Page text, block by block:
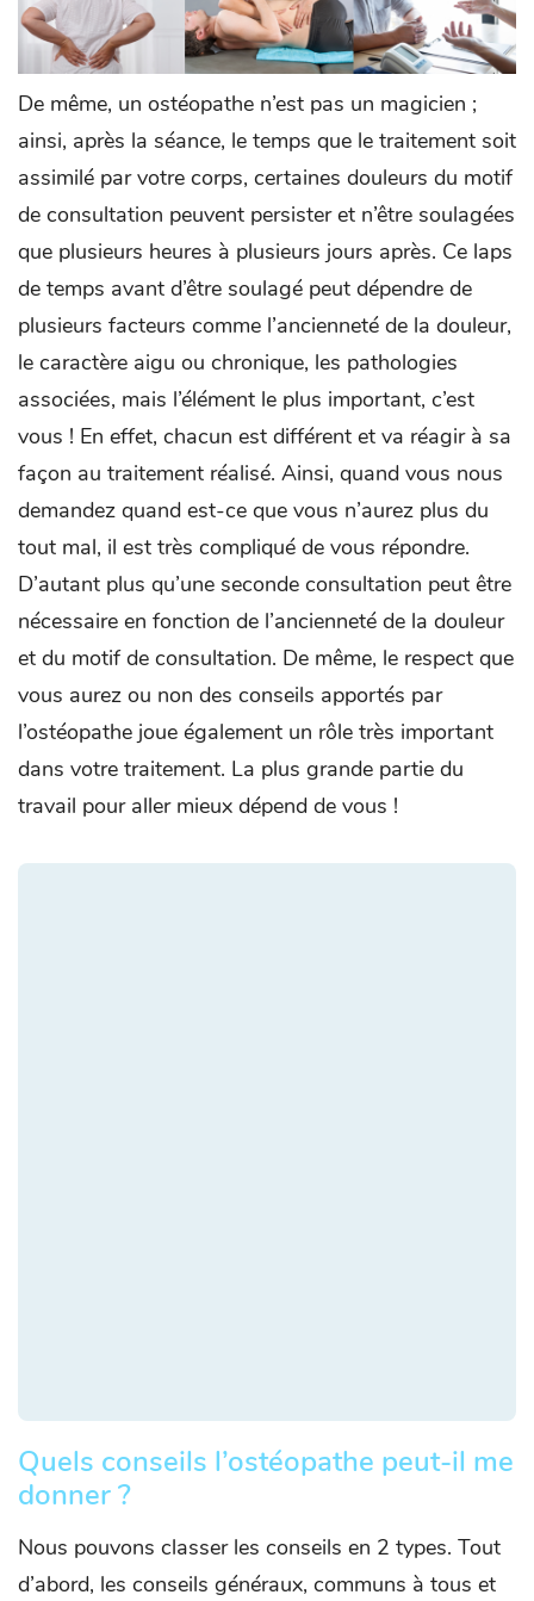
De même, un ostéopathe n’est pas un magicien ;
ainsi, après la séance, le temps que le traitement soit
assimilé par votre corps, certaines douleurs du motif
de consultation peuvent persister et n’être soulagées
que plusieurs heures à plusieurs jours après. Ce laps
de temps avant d’être soulagé peut dépendre de
plusieurs facteurs comme l’ancienneté de la douleur,
le caractère aigu ou chronique, les pathologies
associées, mais l’élément le plus important, c’est
vous ! En effet, chacun est différent et va réagir à sa
façon au traitement réalisé. Ainsi, quand vous nous
demandez quand est-ce que vous n’aurez plus du
tout mal, il est très compliqué de vous répondre.
D’autant plus qu’une seconde consultation peut être
nécessaire en fonction de l’ancienneté de la douleur
et du motif de consultation. De même, le respect que
vous aurez ou non des conseils apportés par
l’ostéopathe joue également un rôle très important
dans votre traitement. La plus grande partie du
travail pour aller mieux dépend de vous !
Quels conseils l’ostéopathe peut-il me
donner ?
Nous pouvons classer les conseils en 2 types. Tout
d’abord, les conseils généraux, communs à tous et